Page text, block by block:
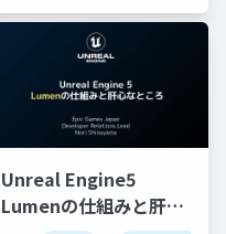
Unreal Engine5
Lumenの仕組みと肝心